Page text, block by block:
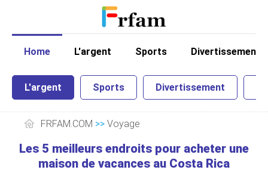
Home L'argent Sports Divertissement
L'argent Sports Divertissement
FRFAM.COM >> Voyage
Les 5 meilleurs endroits pour acheter une
maison de vacances au Costa Rica